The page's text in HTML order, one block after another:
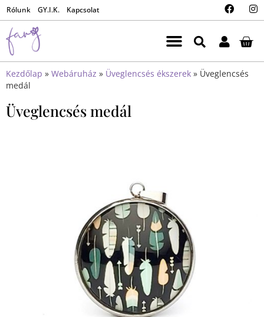
Rólunk GY.I.K. Kapcsolat
Kezdőlap » Webáruház » Üveglencsés ékszerek » Üveglencsés
medál
Üveglencsés medál